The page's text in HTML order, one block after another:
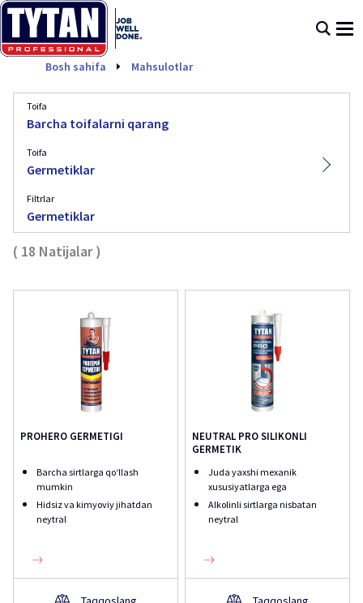
Bosh sahifa Mahsulotlar
Toifa
Barcha toifalarni qarang
Toifa
Germetiklar
Filtrlar
Germetiklar
( 18 Natijalar)
PROHERO GERMETIGI
Barcha sirtlarga qoʻllash
mumkin
Hidsiz va kimyoviy jihatdan
neytral
NEUTRAL PRO SILIKONLI
GERMETIK
Juda yaxshi mexanik
xususiyatlarga ega
Alkolinli sirtlarga nisbatan
neytral